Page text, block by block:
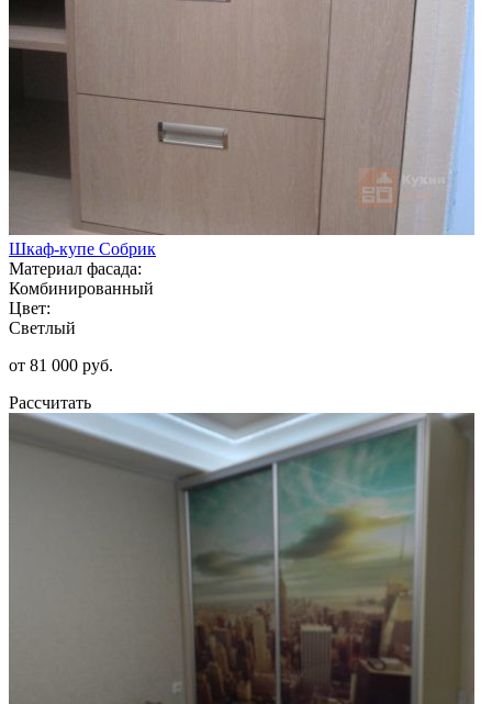
Шкаф-купе Собрик
Материал фасада:
Комбинированный
Цвет:
Светлый
от 81 000 руб.
Рассчитать